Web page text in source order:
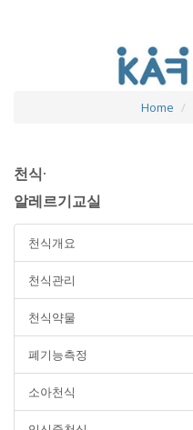
Home
천식·
알레르기교실
천식개요
천식관리
천식약물
폐기능측정
소아천식